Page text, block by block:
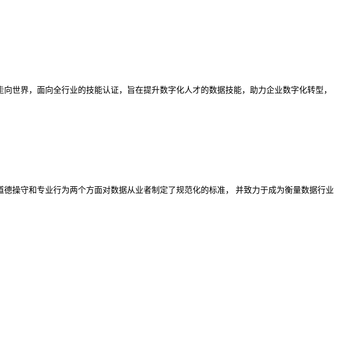
世界，面向全行业的技能认证，旨在提升数字化人才的数据技能，助力企业数字化转型，
操守和专业行为两个方面对数据从业者制定了规范化的标准， 并致力于成为衡量数据行业